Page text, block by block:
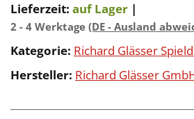
Lieferzeit: auf Lager |
2 - 4 Werktage (DE - Ausland
Kategorie: Richard Glässer
Hersteller: Richard Glässer